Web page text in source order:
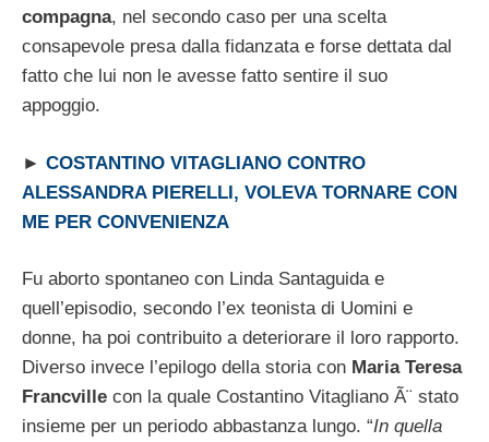
compagna, nel secondo caso per una scelta
consapevole presa dalla fidanzata e forse dettata dal
fatto che lui non le avesse fatto sentire il suo
appoggio.
► COSTANTINO VITAGLIANO CONTRO
ALESSANDRA PIERELLI, VOLEVA TORNARE CON
ME PER CONVENIENZA
Fu aborto spontaneo con Linda Santaguida e
quell’episodio, secondo l’ex teonista di Uomini e
donne, ha poi contribuito a deteriorare il loro rapporto.
Diverso invece l’epilogo della storia con Maria Teresa
Francville con la quale Costantino Vitagliano Ã¨ stato
insieme per un periodo abbastanza lungo. “In quella